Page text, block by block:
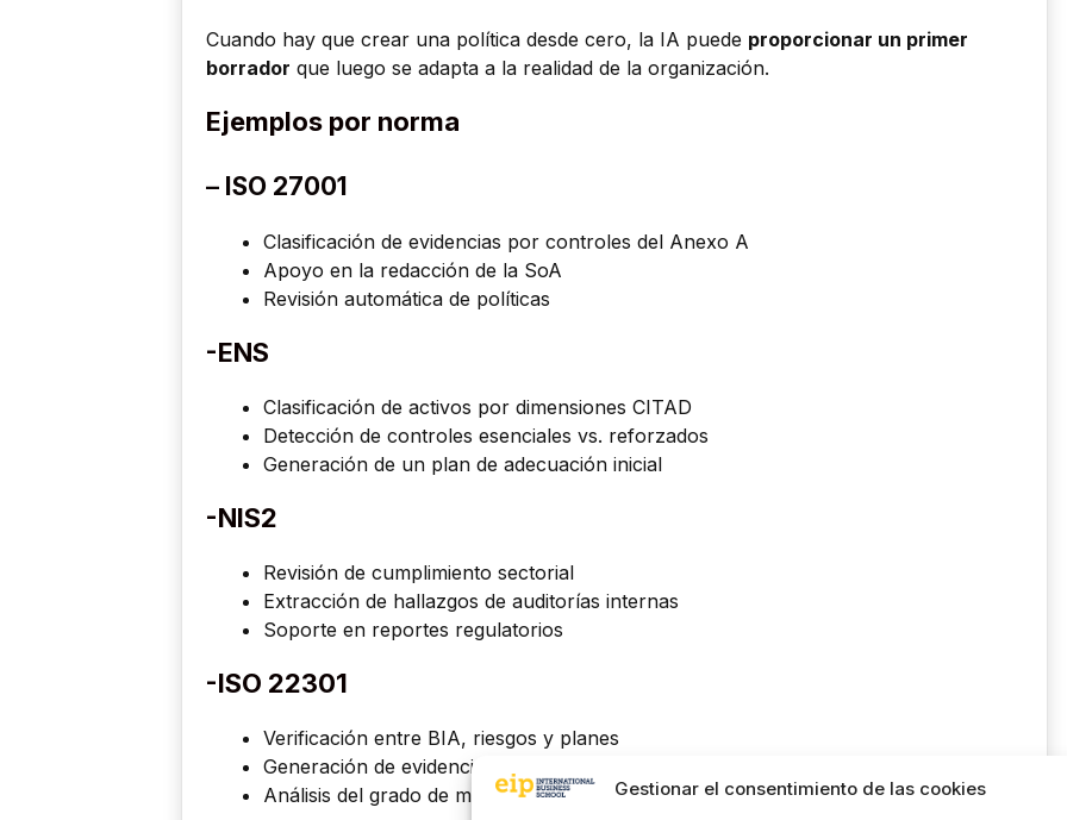
Gestionar el consentimiento de las cookies
Cuando hay que crear una política desde cero, la IA puede proporcionar un primer
borrador que luego se adapta a la realidad de la organización.
Ejemplos por norma
– ISO 27001
Clasificación de evidencias por controles del Anexo A
Apoyo en la redacción de la SoA
Revisión automática de políticas
-ENS
Clasificación de activos por dimensiones CITAD
Detección de controles esenciales vs. reforzados
Generación de un plan de adecuación inicial
-NIS2
Revisión de cumplimiento sectorial
Extracción de hallazgos de auditorías internas
Soporte en reportes regulatorios
-ISO 22301
Verificación entre BIA, riesgos y planes
Generación de evidencias para simulacros
Análisis del grado de madurez del sistema